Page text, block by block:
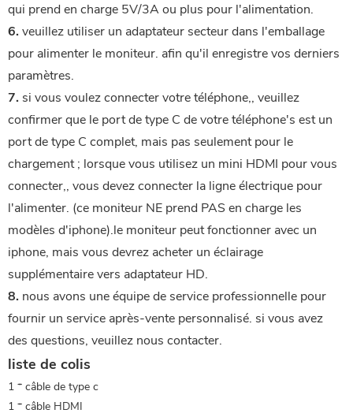
qui prend en charge 5V/3A ou plus pour l'alimentation.
6. veuillez utiliser un adaptateur secteur dans l'emballage
pour alimenter le moniteur. afin qu'il enregistre vos derniers
paramètres.
7. si vous voulez connecter votre téléphone,, veuillez
confirmer que le port de type C de votre téléphone's est un
port de type C complet, mais pas seulement pour le
chargement ; lorsque vous utilisez un mini HDMI pour vous
connecter,, vous devez connecter la ligne électrique pour
l'alimenter. (ce moniteur NE prend PAS en charge les
modèles d'iphone).le moniteur peut fonctionner avec un
iphone, mais vous devrez acheter un éclairage
supplémentaire vers adaptateur HD.
8. nous avons une équipe de service professionnelle pour
fournir un service après-vente personnalisé. si vous avez
des questions, veuillez nous contacter.
liste de colis
1 * câble de type c
1 * câble HDMI